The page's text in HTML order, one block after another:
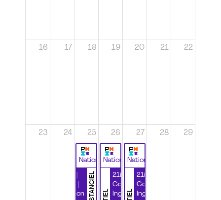
16 17 18 19 20 21 22
23 24 25
National
DISTANCIEL
Certification
26
National
21ième
Congrès
Ingénierie
27
National
21ième
Congrès
Ingénierie
28 29